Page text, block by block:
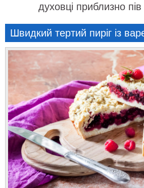
духовці приблизно
Швидкий тертий пиріг із